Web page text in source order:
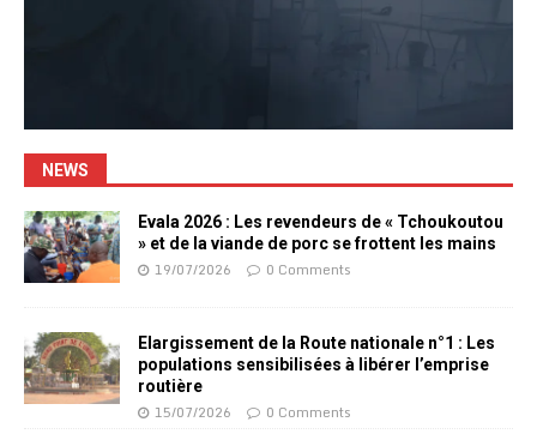
NEWS
Evala 2026 : Les revendeurs de « Tchoukoutou
» et de la viande de porc se frottent les mains
19/07/2026 0 Comments
Elargissement de la Route nationale n°1 : Les
populations sensibilisées à libérer l’emprise
routière
15/07/2026 0 Comments